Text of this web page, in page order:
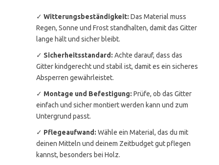
✓ Witterungsbeständigkeit: Das Material muss
Regen, Sonne und Frost standhalten, damit das Gitter
lange hält und sicher bleibt.
✓ Sicherheitsstandard: Achte darauf, dass das
Gitter kindgerecht und stabil ist, damit es ein sicheres
Absperren gewährleistet.
✓ Montage und Befestigung: Prüfe, ob das Gitter
einfach und sicher montiert werden kann und zum
Untergrund passt.
✓ Pflegeaufwand: Wähle ein Material, das du mit
deinen Mitteln und deinem Zeitbudget gut pflegen
kannst, besonders bei Holz.